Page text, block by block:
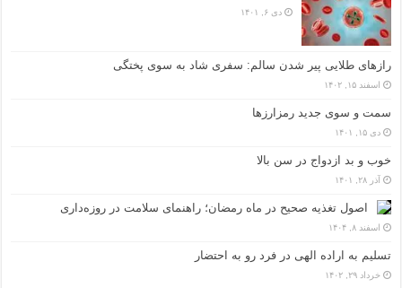
دی ۶, ۱۴۰۱
رازهای طلایی پیر شدن سالم: سفری شاد به سوی پختگی
اسفند ۱۵, ۱۴۰۲
سمت و سوی جدید رمزارزها
دی ۱۵, ۱۴۰۱
خوب و بد ازدواج در سن بالا
آذر ۲۸, ۱۴۰۱
اصول تغذیه صحیح در ماه رمضان؛ راهنمای سلامت در روزه‌داری
اسفند ۸, ۱۴۰۴
تسلیم به اراده الهی در فرد رو به احتضار
خرداد ۲۹, ۱۴۰۲